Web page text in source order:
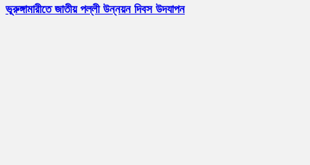
ভূরুঙ্গামারীতে জাতীয় পল্লী উন্নয়ন দিবস উদযাপন